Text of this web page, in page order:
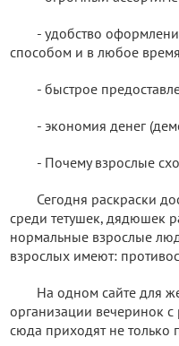
- удобство
способом и в любое
- быстрое
- экономия денег
- Почему взрослые
Сегодня раскраски
среди тетушек, дядюшек
нормальные взрослые
взрослых имеют:
На одном сайте для
организации вечеринок
сюда приходят не только